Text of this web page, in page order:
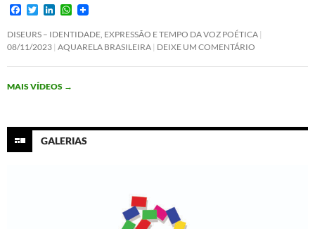
F
c
e
b
o
k
T
i
t
t
e
n
k
e
d
n
W
a
t
s
A
DISEURS – IDENTIDADE, EXPRESSÃO E TEMPO DA VOZ POÉTICA
08/11/2023 AQUARELA BRASILEIRA DEIXE UM COMENTÁRIO
MAIS VÍDEOS →
GALERIAS